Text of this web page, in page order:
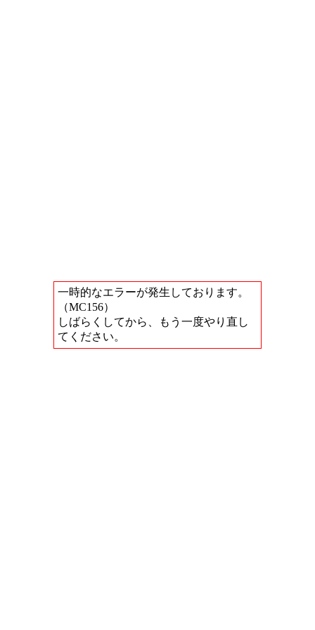
一時的なエラーが発生しております。
（MC156）
しばらくしてから、もう一度やり直し
てください。